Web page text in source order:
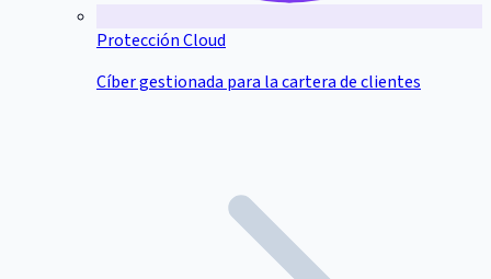
Protección Cloud
Cíber gestionada para la cartera de clientes